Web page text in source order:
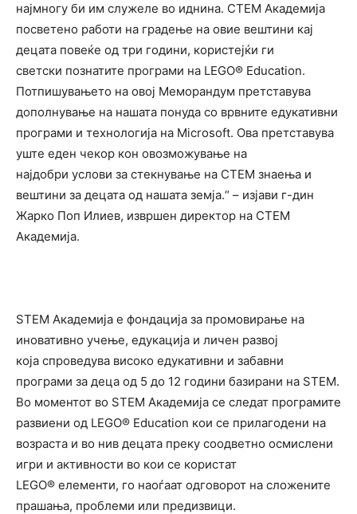
најмногу би им служеле во иднина. СТЕМ Академија
посветено работи на градење на овие вештини кај
децата повеќе од три години, користејќи ги
светски познатите програми на LEGO® Education.
Потпишувањето на овој Меморандум претставува
дополнување на нашата понуда со врвните едукативни
програми и технологија на Microsoft. Ова претставува
уште еден чекор кон овозможување на
најдобри услови за стекнување на СТЕМ знаења и
вештини за децата од нашата земја.“ – изјави г-дин
Жарко Поп Илиев, извршен директор на СТЕМ
Академија.
STEM Академија е фондација за промовирање на
иновативно учење, едукација и личен развој
која спроведува високо едукативни и забавни
програми за деца од 5 до 12 години базирани на STEM.
Во моментот во STEM Академија се следат програмите
развиени од LEGO® Education кои се прилагодени на
возраста и во нив децата преку соодветно осмислени
игри и активности во кои се користат
LEGO® елементи, го наоѓаат одговорот на сложените
прашања, проблеми или предизвици.